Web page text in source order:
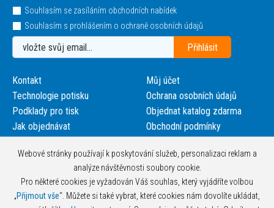
Webové stránky používají k poskytování služeb, personalizaci reklam a
analýze návštěvnosti soubory cookie.
Pro některé cookies je vyžadován Váš souhlas, který vyjádříte volbou
„Přijmout vše“. Můžete si také vybrat, které cookies nám dovolíte ukládat,
Souhlasím se zasíláním obchodních nabídek
Souhlasím s prohlášením o ochraně osobních údajů
Kontakt
Technologie potisku
Podklady pro tisk
Jak objednávat
Můj účet
Ochrana osobních údajů
Objednat katalog zdarma
Obchodní podmínky